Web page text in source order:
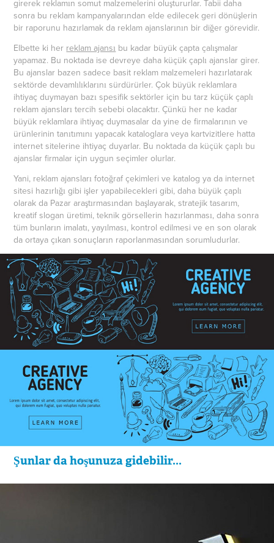
girerek reklamın somut malzemelerini oluştururlar. Tabii daha
sonra bu reklam kampanyalarından elde edilecek geri dönüşlerin
bir raporunu hazırlamak da reklam ajanslarının bir diğer görevidir.
Elbette ki her reklam ajansı bu kadar büyük çapta çalışmalar
yapamaz. Bu noktada ise devreye daha küçük çaplı ajanslar girer.
Bu ajanslar bazen sadece basit reklam malzemeleri hazırlatarak
sektörde devamlılıklarını sürdürürler. Çok büyük reklamlara
ihtiyaç duymayan bazı spesifik sektörler için bu tarz küçük çaplı
reklam ajansları tercih sebebi olacaktır. Çünkü her ne kadar
büyük reklamlara ihtiyaç duymasalar da yine de firmalarının ve
ürünlerinin tanıtımını yapacak kataloglara veya kartvizitlere hatta
internet sitelerine ihtiyaç duyarlar. Bu noktada da küçük çaplı bu
ajanslar firmalar için uygun seçimler olurlar.
Yani, reklam ajansları fotoğraf çekimleri ve katalog ya da internet
sitesi hazırlığı gibi işler yapabilecekleri gibi, daha büyük çaplı
olarak da Pazar araştırmasından başlayarak, stratejik tasarım,
kreatif slogan üretimi, teknik görsellerin hazırlanması, daha sonra
tüm bunların imalatı, yayılması, kontrol edilmesi ve en son olarak
da ortaya çıkan sonuçların raporlanmasından sorumludurlar.
Şunlar da hoşunuza gidebilir...